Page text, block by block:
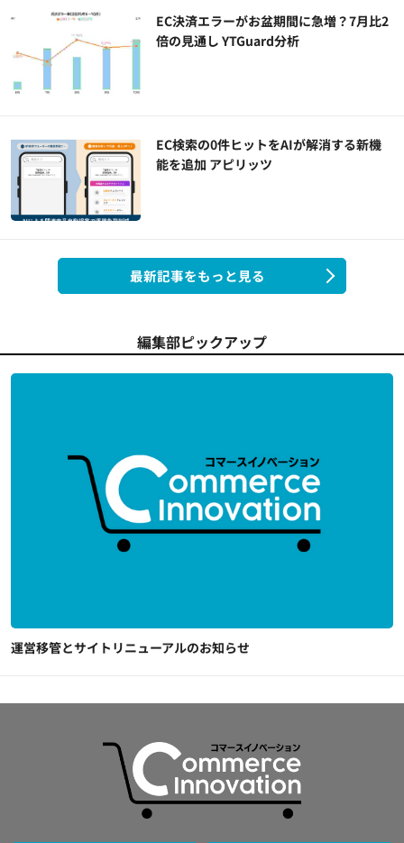
EC決済エラーがお盆期間に急増？7月比2
倍の見通し YTGuard分析
EC検索の0件ヒットをAIが解消する新機
能を追加 アピリッツ
最新記事をもっと見る
編集部ピックアップ
運営移管とサイトリニューアルのお知らせ